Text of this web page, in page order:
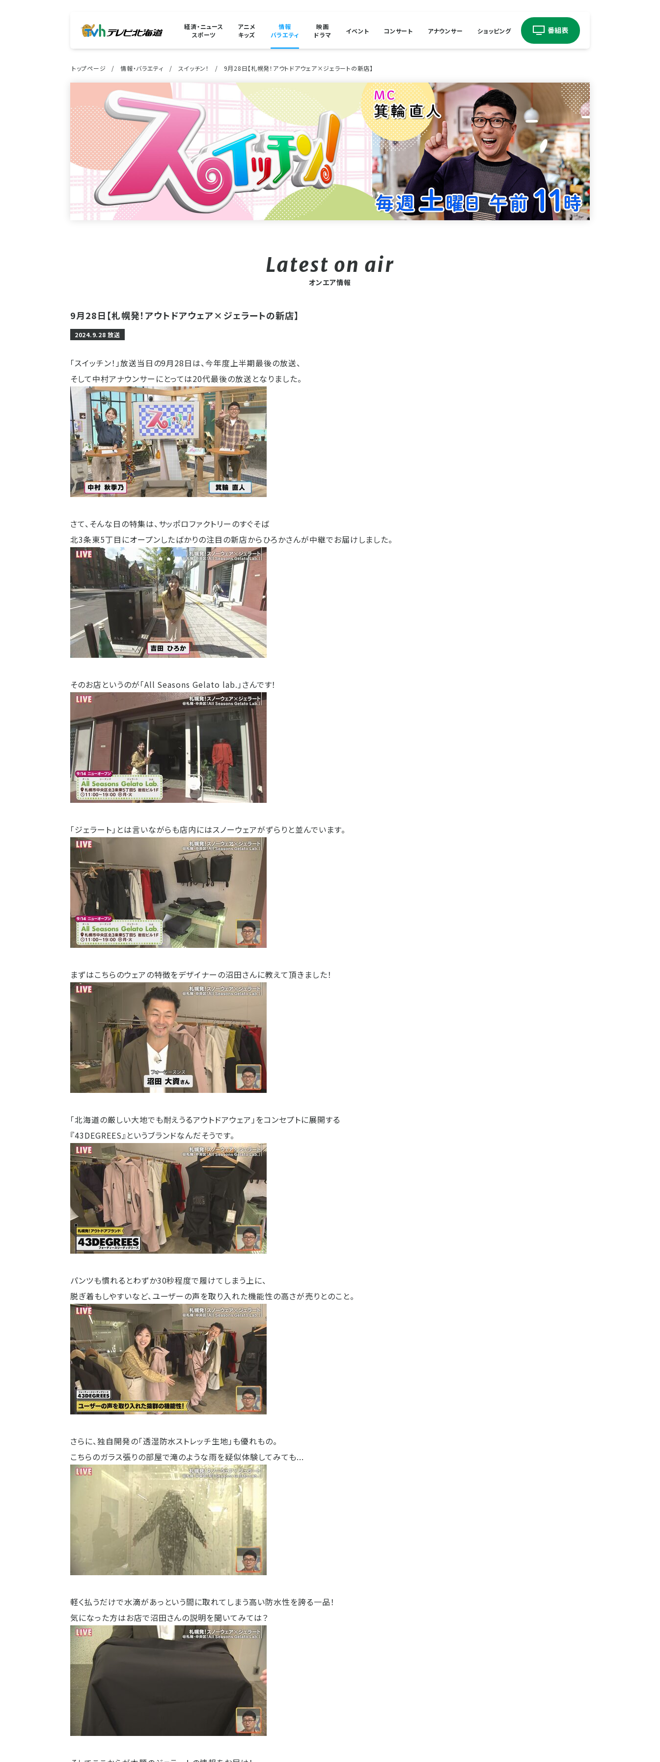
経済・ニュース
スポーツ
アニメ
キッズ
情報
バラエティ
映画
ドラマ
イベント コンサート アナウンサー ショッピング
トップページ 情報・バラエティ スイッチン！ 9月28日【札幌発！アウトドアウェア×ジェラートの新店】
オンエア情報
9月28日【札幌発！アウトドアウェア×ジェラートの新店】
2024.9.28 放送
「スイッチン！」放送当日の9月28日は、今年度上半期最後の放送、
そして中村アナウンサーにとっては20代最後の放送となりました。
さて、そんな日の特集は、サッポロファクトリーのすぐそば
北3条東5丁目にオープンしたばかりの注目の新店からひろかさんが中継でお届けしました。
そのお店というのが「All Seasons Gelato lab.」さんです！
「ジェラート」とは言いながらも店内にはスノーウェアがずらりと並んでいます。
まずはこちらのウェアの特徴をデザイナーの沼田さんに教えて頂きました！
「北海道の厳しい大地でも耐えうるアウトドアウェア」をコンセプトに展開する
『43DEGREES』というブランドなんだそうです。
パンツも慣れるとわずか30秒程度で履けてしまう上に、
脱ぎ着もしやすいなど、ユーザーの声を取り入れた機能性の高さが売りとのこと。
さらに、独自開発の「透湿防水ストレッチ生地」も優れもの。
こちらのガラス張りの部屋で滝のような雨を疑似体験してみても...
軽く払うだけで水滴があっという間に取れてしまう高い防水性を誇る一品！
気になった方はお店で沼田さんの説明を聞いてみては？